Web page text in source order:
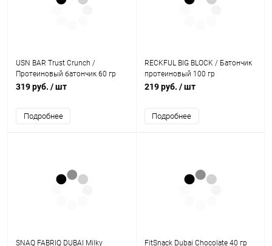
USN BAR Trust Crunch /
Протеиновый батончик 60 гр
319 руб. / шт
Подробнее
RECKFUL BIG BLOCK / Батончик
протеиновый 100 гр
219 руб. / шт
Подробнее
SNAQ FABRIQ DUBAI Milky FitSnack Dubai Chocolate 40 гр